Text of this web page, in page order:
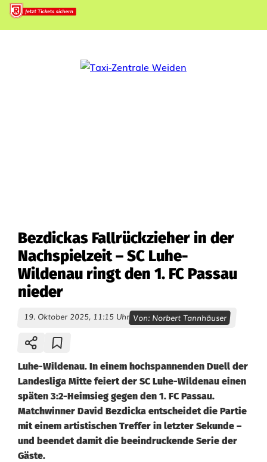
Bezdickas Fallrückzieher in der
Nachspielzeit – SC Luhe-
Wildenau ringt den 1. FC Passau
nieder
19. Oktober 2025, 11:15 Uhr Von: Norbert Tannhäuser
Luhe-Wildenau. In einem hochspannenden Duell der
Landesliga Mitte feiert der SC Luhe-Wildenau einen
späten 3:2-Heimsieg gegen den 1. FC Passau.
Matchwinner David Bezdicka entscheidet die Partie
mit einem artistischen Treffer in letzter Sekunde –
und beendet damit die beeindruckende Serie der
Gäste.